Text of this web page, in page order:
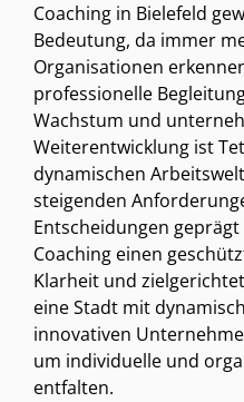
Coaching in Bielefeld
Bedeutung, da immer
Organisationen
professionelle
Wachstum und
Weiterentwicklung ist
dynamischen
steigenden
Entscheidungen
Coaching einen
Klarheit und
eine Stadt mit
innovativen
um individuelle und
entfalten.